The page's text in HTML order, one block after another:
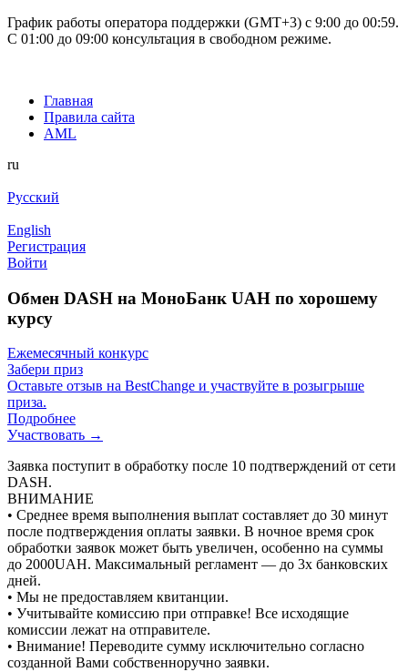
График работы оператора поддержки (GMT+3) c 9:00 до 00:59.
С 01:00 до 09:00 консультация в свободном режиме.
Главная
Правила сайта
AML
ru
Русский
English
Регистрация
Войти
Обмен DASH на МоноБанк UAH по хорошему
курсу
Ежемесячный конкурс
Забери приз
Оставьте отзыв на BestChange и участвуйте в розыгрыше
приза.
Подробнее
Участвовать →
Заявка поступит в обработку после 10 подтверждений от сети
DASH.
ВНИМАНИЕ
• Среднее время выполнения выплат составляет до 30 минут
после подтверждения оплаты заявки. В ночное время срок
обработки заявок может быть увеличен, особенно на суммы
до 2000UAH. Максимальный регламент — до 3х банковских
дней.
• Мы не предоставляем квитанции.
• Учитывайте комиссию при отправке! Все исходящие
комиссии лежат на отправителе.
• Внимание! Переводите сумму исключительно согласно
созданной Вами собственноручно заявки.